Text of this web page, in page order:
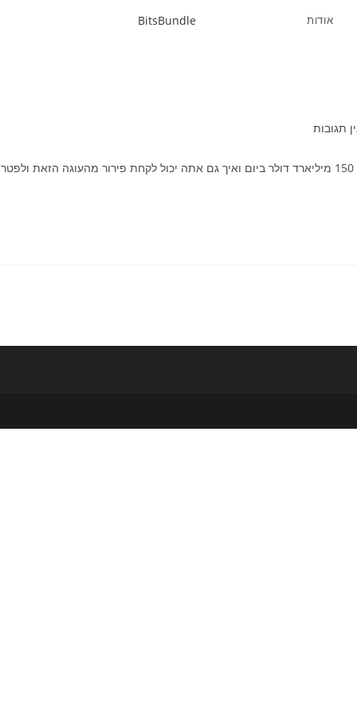
אודות BitsBundle
תגובות
ביג שוט - תוכנית הכשרה לשוק ההון הצצה נדירה לתחום שמגלגל 150 מיליארד דולר ביום ואיך גם אתה יכול לקחת פירור מהעוגה הזאת ולפטר